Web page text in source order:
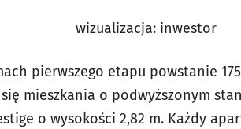
wizualizacja: inwestor
pierwszego etapu powstanie
mieszkania o podwyższonym
o wysokości 2,82 m. Każdy